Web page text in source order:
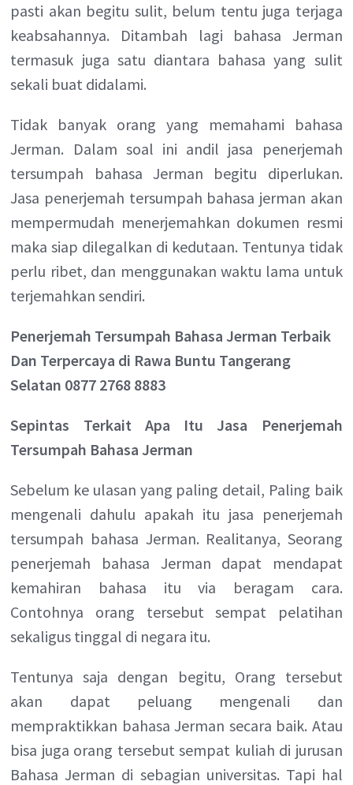
pasti akan begitu sulit, belum tentu juga terjaga
keabsahannya. Ditambah lagi bahasa Jerman
termasuk juga satu diantara bahasa yang sulit
sekali buat didalami.
Tidak banyak orang yang memahami bahasa
Jerman. Dalam soal ini andil jasa penerjemah
tersumpah bahasa Jerman begitu diperlukan.
Jasa penerjemah tersumpah bahasa jerman akan
mempermudah menerjemahkan dokumen resmi
maka siap dilegalkan di kedutaan. Tentunya tidak
perlu ribet, dan menggunakan waktu lama untuk
terjemahkan sendiri.
Penerjemah Tersumpah Bahasa Jerman Terbaik
Dan Terpercaya di Rawa Buntu Tangerang
Selatan 0877 2768 8883
Sepintas Terkait Apa Itu Jasa Penerjemah
Tersumpah Bahasa Jerman
Sebelum ke ulasan yang paling detail, Paling baik
mengenali dahulu apakah itu jasa penerjemah
tersumpah bahasa Jerman. Realitanya, Seorang
penerjemah bahasa Jerman dapat mendapat
kemahiran bahasa itu via beragam cara.
Contohnya orang tersebut sempat pelatihan
sekaligus tinggal di negara itu.
Tentunya saja dengan begitu, Orang tersebut
akan dapat peluang mengenali dan
mempraktikkan bahasa Jerman secara baik. Atau
bisa juga orang tersebut sempat kuliah di jurusan
Bahasa Jerman di sebagian universitas. Tapi hal